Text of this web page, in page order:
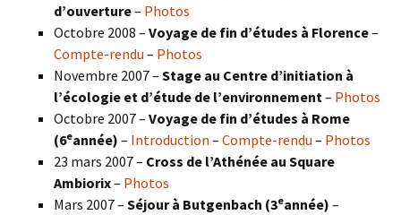
d’ouverture– Photos
Octobre 2008 – Voyage de fin d’études à Florence–
Compte-rendu – Photos
Novembre 2007 – Stage au Centre d’initiation à
l’écologie et d’étude de l’environnement– Photos
Octobre 2007 – Voyage de fin d’études à Rome
(6eannée) – Introduction – Compte-rendu – Photos
23 mars 2007 – Cross de l’Athénée au Square
Ambiorix– Photos
Mars 2007 – Séjour à Butgenbach (3eannée) –